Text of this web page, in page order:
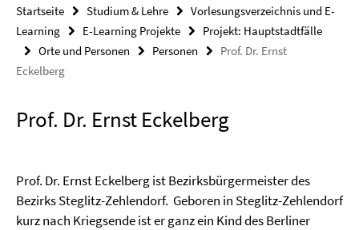
Startseite Studium & Lehre
Vorlesungsverzeichnis und E-
Learning
E-Learning Projekte
Projekt: Hauptstadtfälle
Orte und Personen
Personen
Prof. Dr. Ernst
Eckelberg
Prof. Dr. Ernst Eckelberg
Prof. Dr. Ernst Eckelberg istBezirksbürgermeister des
Bezirks Steglitz-Zehlendorf. Geboren in Steglitz-Zehlendorf
kurz nach Kriegsende ist er ganz ein Kind des Berliner